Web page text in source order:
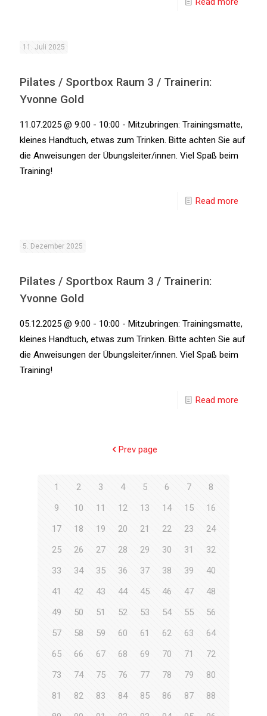
11. Juli 2025
Pilates / Sportbox Raum 3 / Trainerin:
Yvonne Gold
11.07.2025 @ 9:00 - 10:00 - Mitzubringen: Trainingsmatte,
kleines Handtuch, etwas zum Trinken. Bitte achten Sie auf
die Anweisungen der Übungsleiter/innen. Viel Spaß beim
Training!
Read more
5. Dezember 2025
Pilates / Sportbox Raum 3 / Trainerin:
Yvonne Gold
05.12.2025 @ 9:00 - 10:00 - Mitzubringen: Trainingsmatte,
kleines Handtuch, etwas zum Trinken. Bitte achten Sie auf
die Anweisungen der Übungsleiter/innen. Viel Spaß beim
Training!
Read more
Prev page
1 2 3 4 5 6 7
8
9
10 11 12 13 14 15
16
17
18 19 20 21 22 23
24
25
26 27 28 29 30 31
32
33
34 35 36 37 38 39
40
41
42 43 44 45 46 47
48
49
50 51 52 53 54 55
56
57
58 59 60 61 62 63
64
65
66 67 68 69 70 71
72
73
74 75 76 77 78 79
80
81
82 83 84 85 86 87
88